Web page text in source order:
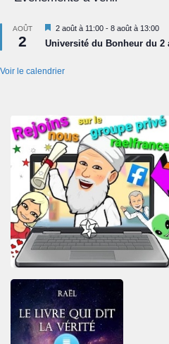
AOÛT
2
Mis
en
avant
2 août à 11:00 - 8 août à 13:00
Université du Bonheur du 2
Voir le calendrier